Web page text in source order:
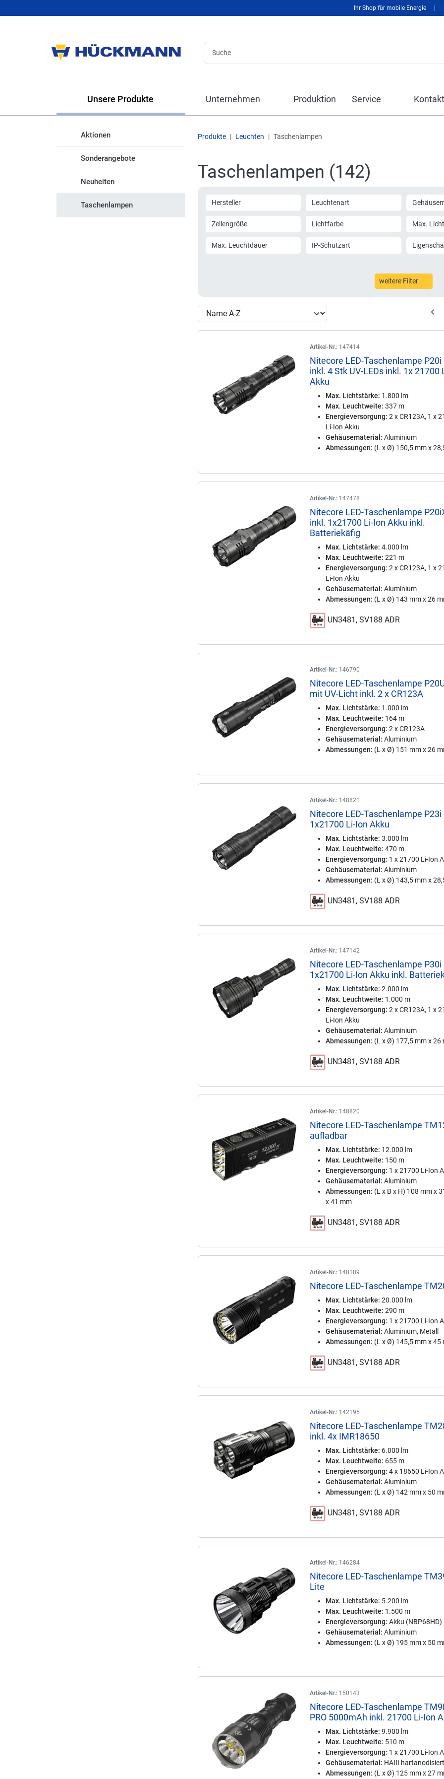
Ihr Shop für mobile Energie
Unsere Produkte Unternehmen Produktion Service Kontakt
Aktionen
Sonderangebote
Neuheiten
Taschenlampen
Produkte Leuchten Taschenlampen
Taschenlampen (142)
Hersteller Leuchtenart
Zellengröße Lichtfarbe Max.
Max. Leuchtdauer IP-Schutzart
weitere Filter
Artikel-Nr.: 147414
Nitecore LED-Taschenlampe P20i
inkl. 4 Stk UV-LEDs inkl. 1x 21700
Akku
Max. Lichtstärke: 1.800 lm
Max. Leuchtweite: 337 m
Energieversorgung: 2 x CR123A, 1 x
Li-Ion Akku
Gehäusematerial: Aluminium
Abmessungen: (L x Ø) 150,5 mm x
Artikel-Nr.: 147478
Nitecore LED-Taschenlampe
inkl. 1x21700 Li-Ion Akku inkl.
Batteriekäfig
Max. Lichtstärke: 4.000 lm
Max. Leuchtweite: 221 m
Energieversorgung: 2 x CR123A, 1 x
Li-Ion Akku
Gehäusematerial: Aluminium
Abmessungen: (L x Ø) 143 mm x 26
UN3481, SV188 ADR
Artikel-Nr.: 146790
Nitecore LED-Taschenlampe
mit UV-Licht inkl. 2 x CR123A
Max. Lichtstärke: 1.000 lm
Max. Leuchtweite: 164 m
Energieversorgung: 2 x CR123A
Gehäusematerial: Aluminium
Abmessungen: (L x Ø) 151 mm x 26
Artikel-Nr.: 148821
Nitecore LED-Taschenlampe P23i
1x21700 Li-Ion Akku
Max. Lichtstärke: 3.000 lm
Max. Leuchtweite: 470 m
Energieversorgung: 1 x 21700 Li-Ion
Gehäusematerial: Aluminium
Abmessungen: (L x Ø) 143,5 mm x
UN3481, SV188 ADR
Artikel-Nr.: 147142
Nitecore LED-Taschenlampe P30i
1x21700 Li-Ion Akku inkl.
Max. Lichtstärke: 2.000 lm
Max. Leuchtweite: 1.000 m
Energieversorgung: 2 x CR123A, 1 x
Li-Ion Akku
Gehäusematerial: Aluminium
Abmessungen: (L x Ø) 177,5 mm x 26
UN3481, SV188 ADR
Artikel-Nr.: 148820
Nitecore LED-Taschenlampe
aufladbar
Max. Lichtstärke: 12.000 lm
Max. Leuchtweite: 150 m
Energieversorgung: 1 x 21700 Li-Ion
Gehäusematerial: Aluminium
Abmessungen: (L x B x H) 108 mm x
x 41 mm
UN3481, SV188 ADR
Artikel-Nr.: 148189
Nitecore LED-Taschenlampe
Max. Lichtstärke: 20.000 lm
Max. Leuchtweite: 290 m
Energieversorgung: 1 x 21700 Li-Ion
Gehäusematerial: Aluminium, Metall
Abmessungen: (L x Ø) 145,5 mm x 45
UN3481, SV188 ADR
Artikel-Nr.: 142195
Nitecore LED-Taschenlampe
inkl. 4x IMR18650
Max. Lichtstärke: 6.000 lm
Max. Leuchtweite: 655 m
Energieversorgung: 4 x 18650 Li-Ion
Gehäusematerial: Aluminium
Abmessungen: (L x Ø) 142 mm x 50
UN3481, SV188 ADR
Artikel-Nr.: 146284
Nitecore LED-Taschenlampe
Lite
Max. Lichtstärke: 5.200 lm
Max. Leuchtweite: 1.500 m
Energieversorgung: Akku (NBP68HD)
Gehäusematerial: Aluminium
Abmessungen: (L x Ø) 195 mm x 50
Artikel-Nr.: 150143
Nitecore LED-Taschenlampe
PRO 5000mAh inkl. 21700 Li-Ion
Max. Lichtstärke: 9.900 lm
Max. Leuchtweite: 510 m
Energieversorgung: 1 x 21700 Li-Ion
Gehäusematerial: HAIII hartanodisiert
Abmessungen: (L x Ø) 125 mm x 27